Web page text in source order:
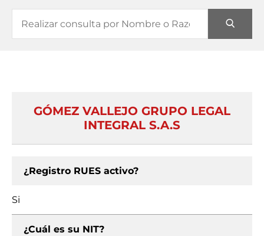
GÓMEZ VALLEJO GRUPO LEGAL
INTEGRAL S.A.S
¿Registro RUES activo?
Si
¿Cuál es su NIT?